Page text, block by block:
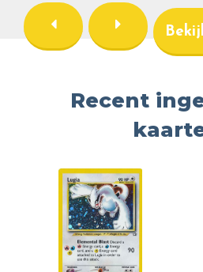
Recent